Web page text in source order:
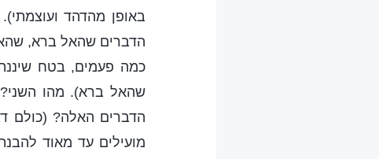
באופן מהדהד
הדברים שהאל ברא,
כמה פעמים, בטח
שהאל ברא). מהו
הדברים האלה? (כולם
מועילים עד מאוד